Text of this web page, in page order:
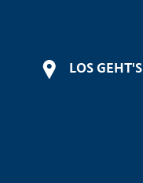
LOS GEHT'S